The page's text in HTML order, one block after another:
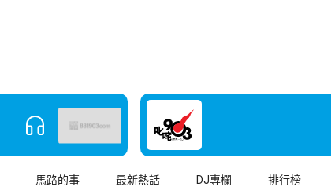
馬路的事 最新熱話 DJ專欄 排行榜